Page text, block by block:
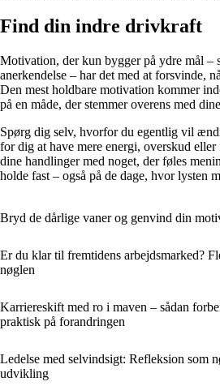
Find din indre drivkraft
Motivation, der kun bygger på ydre mål –
anerkendelse – har det med at forsvinde,
Den mest holdbare motivation kommer
på en måde, der stemmer overens med
Spørg dig selv, hvorfor du egentlig vil
for dig at have mere energi, overskud
dine handlinger med noget, der føles
holde fast – også på de dage, hvor lysten
Bryd de dårlige vaner og genvind din
Er du klar til fremtidens arbejdsmarked?
nøglen
Karriereskift med ro i maven – sådan
praktisk på forandringen
Ledelse med selvindsigt: Refleksion som
udvikling